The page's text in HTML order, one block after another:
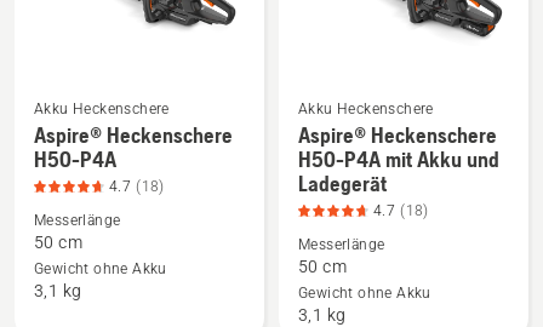
Mehr
Details
zu
Aspire®
Heckenschere
H50-
Akku Heckenschere
Aspire® Heckenschere
H50-P4A
4.7 (18)
Messerlänge
50 cm
Gewicht ohne Akku
3,1 kg
Mehr
Details
zu
Aspire®
Heckenschere
H50-
P4A
Akku Heckenschere
Aspire® Heckenschere
H50-P4A mit Akku und
Ladegerät
4.7 (18)
Messerlänge
50 cm
Gewicht ohne Akku
3,1 kg